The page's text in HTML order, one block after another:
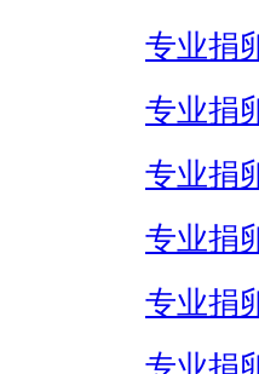
专业捐
专业捐
专业捐
专业捐
专业捐
专业捐